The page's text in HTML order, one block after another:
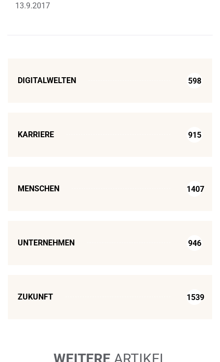
13.9.2017
DIGITALWELTEN 598
KARRIERE 915
MENSCHEN 1407
UNTERNEHMEN 946
ZUKUNFT 1539
WEITERE ARTIKEL